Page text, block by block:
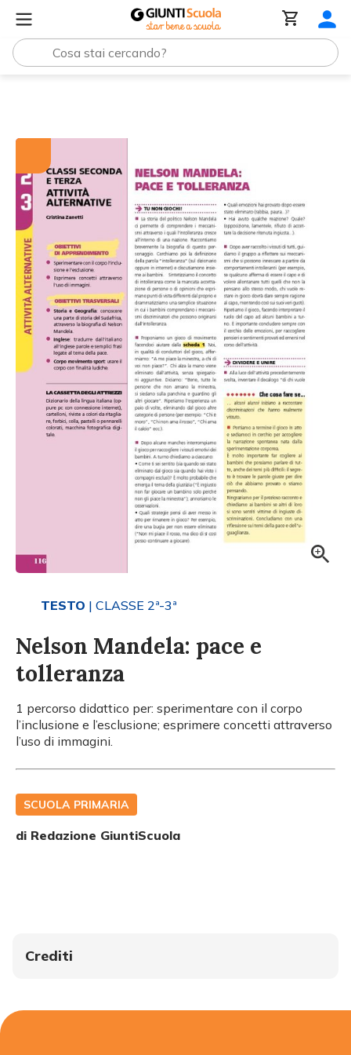
TESTO | CLASSE 2ª-3ª
Nelson Mandela: pace e
tolleranza
1 percorso didattico per: sperimentare con il corpo
l’inclusione e l’esclusione; esprimere concetti attraverso
l’uso di immagini.
SCUOLA PRIMARIA
di Redazione GiuntiScuola
Crediti